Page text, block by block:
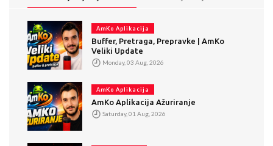
AmKo Aplikacija
Buffer, Pretraga, Prepravke | AmKo
Veliki Update
Monday, 03 Aug, 2026
AmKo Aplikacija
AmKo Aplikacija Ažuriranje
Saturday, 01 Aug, 2026